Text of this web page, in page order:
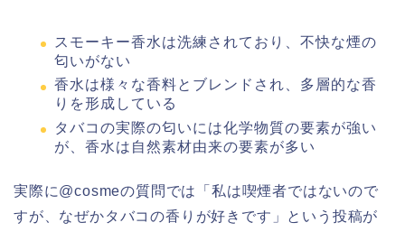
スモーキー香水は洗練されており、不快な煙の
匂いがない
香水は様々な香料とブレンドされ、多層的な香
りを形成している
タバコの実際の匂いには化学物質の要素が強い
が、香水は自然素材由来の要素が多い
実際に@cosmeの質問では「私は喫煙者ではないので
すが、なぜかタバコの香りが好きです」という投稿が